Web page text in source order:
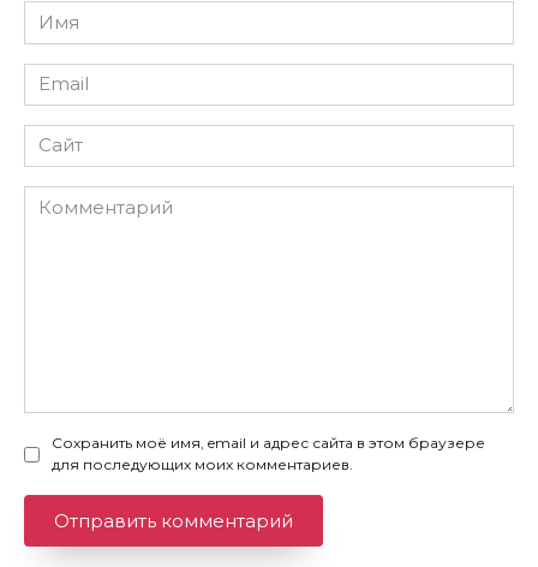
Имя
*
Email
*
Сайт
Комментарий
Сохранить моё имя, email и адрес сайта в этом браузере
для последующих моих комментариев.